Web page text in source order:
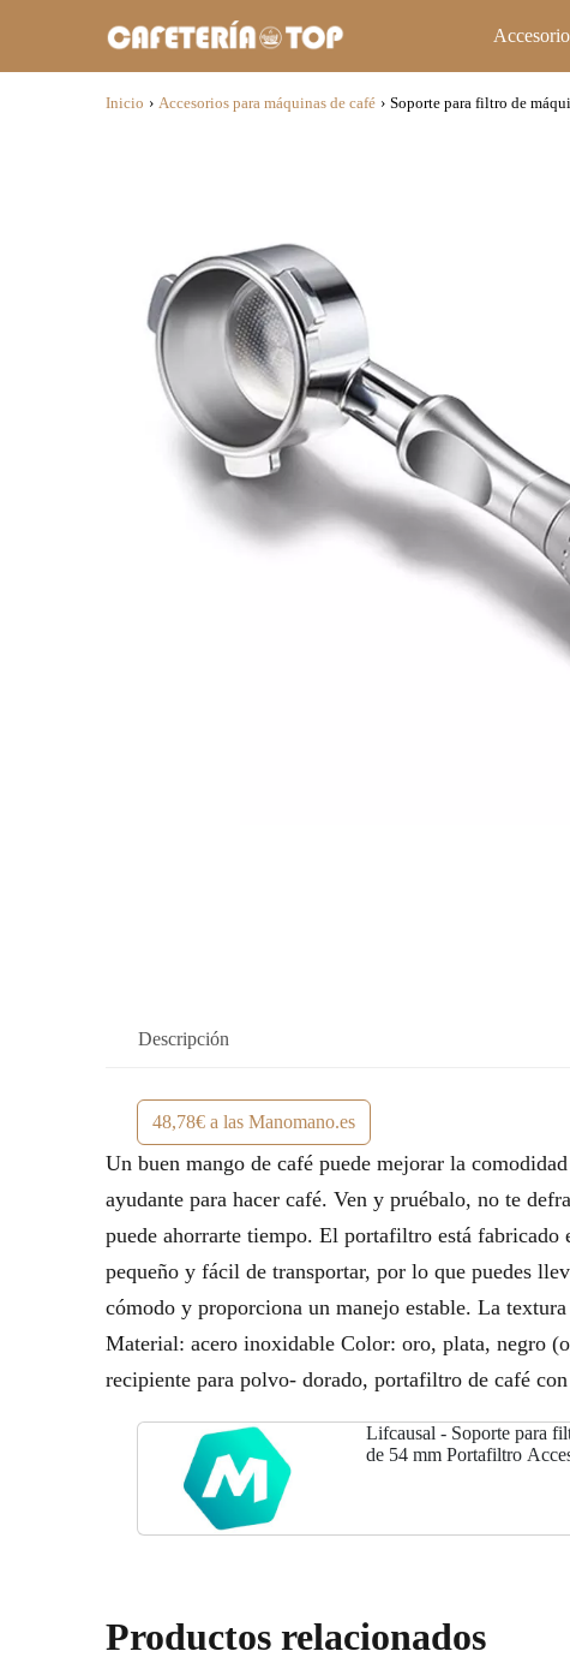
Inicio › Accesorios para máquinas de café › Soporte para filtro de
Descripción
48,78€ a las Manomano.es
Un buen mango de café puede mejorar la
ayudante para hacer café. Ven y pruébalo, no te
puede ahorrarte tiempo. El portafiltro está
pequeño y fácil de transportar, por lo que puedes
cómodo y proporciona un manejo estable. La
Material: acero inoxidable Color: oro, plata, negro
recipiente para polvo- dorado, portafiltro de café
Lifcausal - Soporte para
de 54 mm Portafiltro
Productos relacionados